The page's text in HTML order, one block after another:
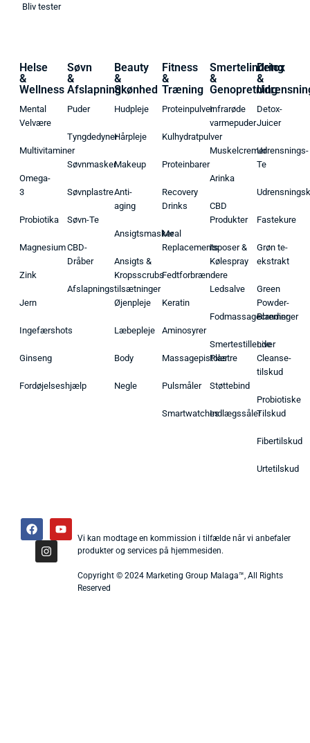
Bliv tester
Helse
&
Wellness
Mental
Velvære
Multivitaminer
Omega-
3
Probiotika
Magnesium
Zink
Jern
Ingefærshots
Ginseng
Fordøjelseshjælp
Søvn
&
Afslapning
Puder
Tyngdedyner
Søvnmasker
Søvnplastre
Søvn-Te
CBD-
Dråber
Afslapningstilsætninger
Beauty
&
Skønhed
Hudpleje
Hårpleje
Makeup
Anti-
aging
Ansigtsmasker
Ansigts &
Kropsscrubs
Øjenpleje
Læbepleje
Body
Negle
Fitness
&
Træning
Proteinpulver
Kulhydratpulver
Proteinbarer
Recovery
Drinks
Meal
Replacements
Fedtforbrændere
Keratin
Aminosyrer
Massagepistoler
Pulsmåler
Smartwatches
Smertelindring
&
Genopretning
Infrarøde
varmepuder
Muskelcremer
Arinka
CBD
Produkter
Isposer &
Kølespray
Ledsalve
Fodmassagecremer
Smertestillende
Plastre
Støttebind
Indlægssåler
Detox
&
Detox-
Juicer
Udrensnings-
Te
Fastekure
Grøn te-
ekstrakt
Green
Powder-
Blandinger
Liver
Cleanse-
tilskud
Probiotiske
Tilskud
Fibertilskud
Urtetilskud
Vi kan modtage en kommission i tilfælde når vi anbefaler
produkter og services på hjemmesiden.
Copyright © 2024 Marketing Group Malaga™, All Rights
Reserved